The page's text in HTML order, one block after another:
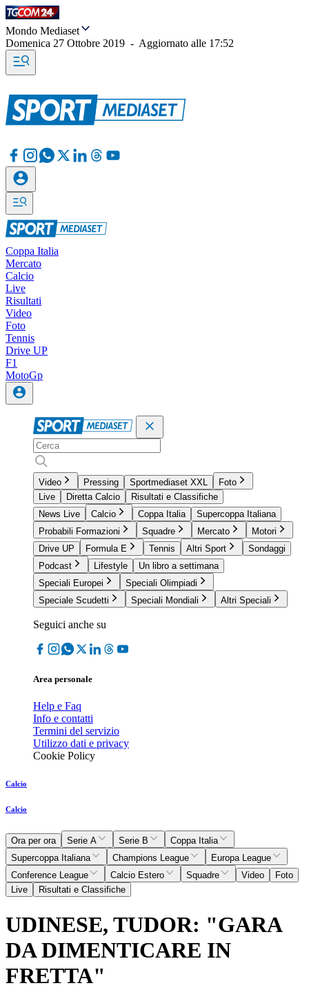
Mondo Mediaset
Domenica 27 Ottobre 2019 - Aggiornato alle 17:52
Coppa Italia
Mercato
Calcio
Live
Risultati
Video
Foto
Tennis
Drive UP
F1
MotoGp
Video Pressing Sportmediaset XXL
Foto
Live
Diretta Calcio
Risultati e Classifiche
News Live
Calcio Coppa Italia
Supercoppa Italiana
Probabili Formazioni
Squadre Mercato
Motori
Drive UP
Formula E Tennis Altri Sport
Sondaggi
Podcast
Lifestyle
Un libro a settimana
Speciali Europei
Speciali Olimpiadi
Speciale Scudetti
Speciali Mondiali Altri Speciali
Seguici anche su
Area personale
Help e Faq
Info e contatti
Termini del servizio
Utilizzo dati e privacy
Cookie Policy
Calcio
Calcio
Ora per ora Serie A Serie B
Coppa Italia
Supercoppa Italiana
Champions League
Europa League
Conference League
Calcio Estero Squadre Video
Foto
Live
Risultati e Classifiche
UDINESE, TUDOR: "GARA
DA DIMENTICARE IN
FRETTA"